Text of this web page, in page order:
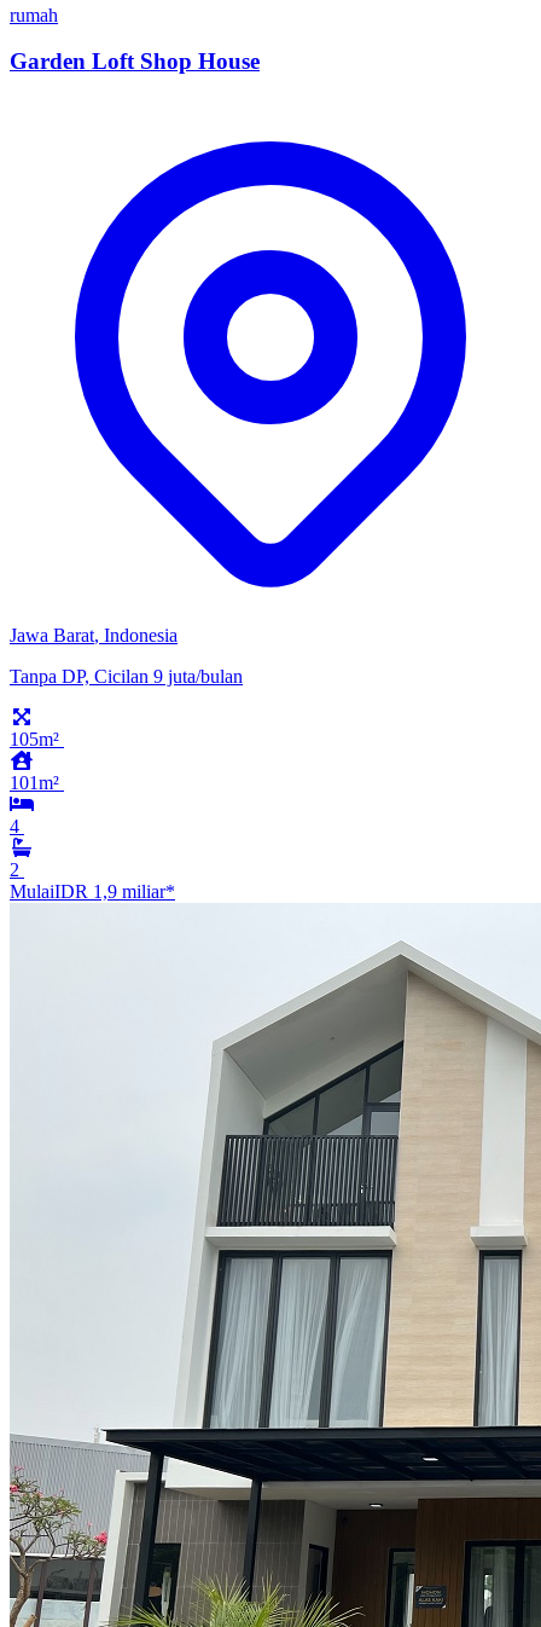
rumah
Garden Loft Shop House
Jawa Barat, Indonesia
Tanpa DP, Cicilan 9 juta/bulan
105m²
101m²
4
2
MulaiIDR 1,9 miliar*